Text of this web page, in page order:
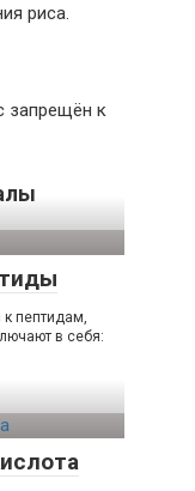
риса.
запрещён к
к пептидам,
в себя: